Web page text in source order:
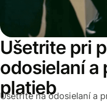
Ušetrite pri
odosielaní a
platieb
Ušetrite na odosielaní a